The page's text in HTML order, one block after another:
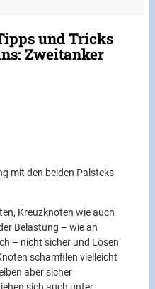
und Tricks
Zweitanker
mit den beiden Palsteks
Kreuzknoten wie auch
Belastung – wie an
– nicht sicher und Lösen
schamfilen vielleicht
aber sicher